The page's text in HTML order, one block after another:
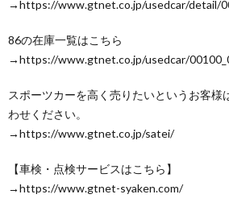
→https://www.gtnet.co.jp/usedcar/detail/
86の在庫一覧はこちら
→https://www.gtnet.co.jp/usedcar/
スポーツカーを高く売りたいというお客様
わせください。
→https://www.gtnet.co.jp/satei/
【車検・点検サービスはこちら】
→https://www.gtnet-syaken.com/